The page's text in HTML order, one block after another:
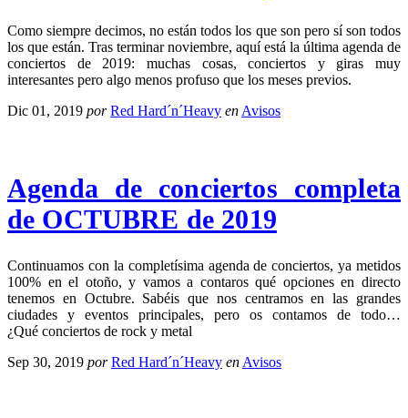
Como siempre decimos, no están todos los que son pero sí son todos
los que están. Tras terminar noviembre, aquí está la última agenda de
conciertos de 2019: muchas cosas, conciertos y giras muy
interesantes pero algo menos profuso que los meses previos.
Dic 01, 2019 por Red Hard´n´Heavy en Avisos
Agenda de conciertos completa
de OCTUBRE de 2019
Continuamos con la completísima agenda de conciertos, ya metidos
100% en el otoño, y vamos a contaros qué opciones en directo
tenemos en Octubre. Sabéis que nos centramos en las grandes
ciudades y eventos principales, pero os contamos de todo…
¿Qué conciertos de rock y metal
Sep 30, 2019 por Red Hard´n´Heavy en Avisos